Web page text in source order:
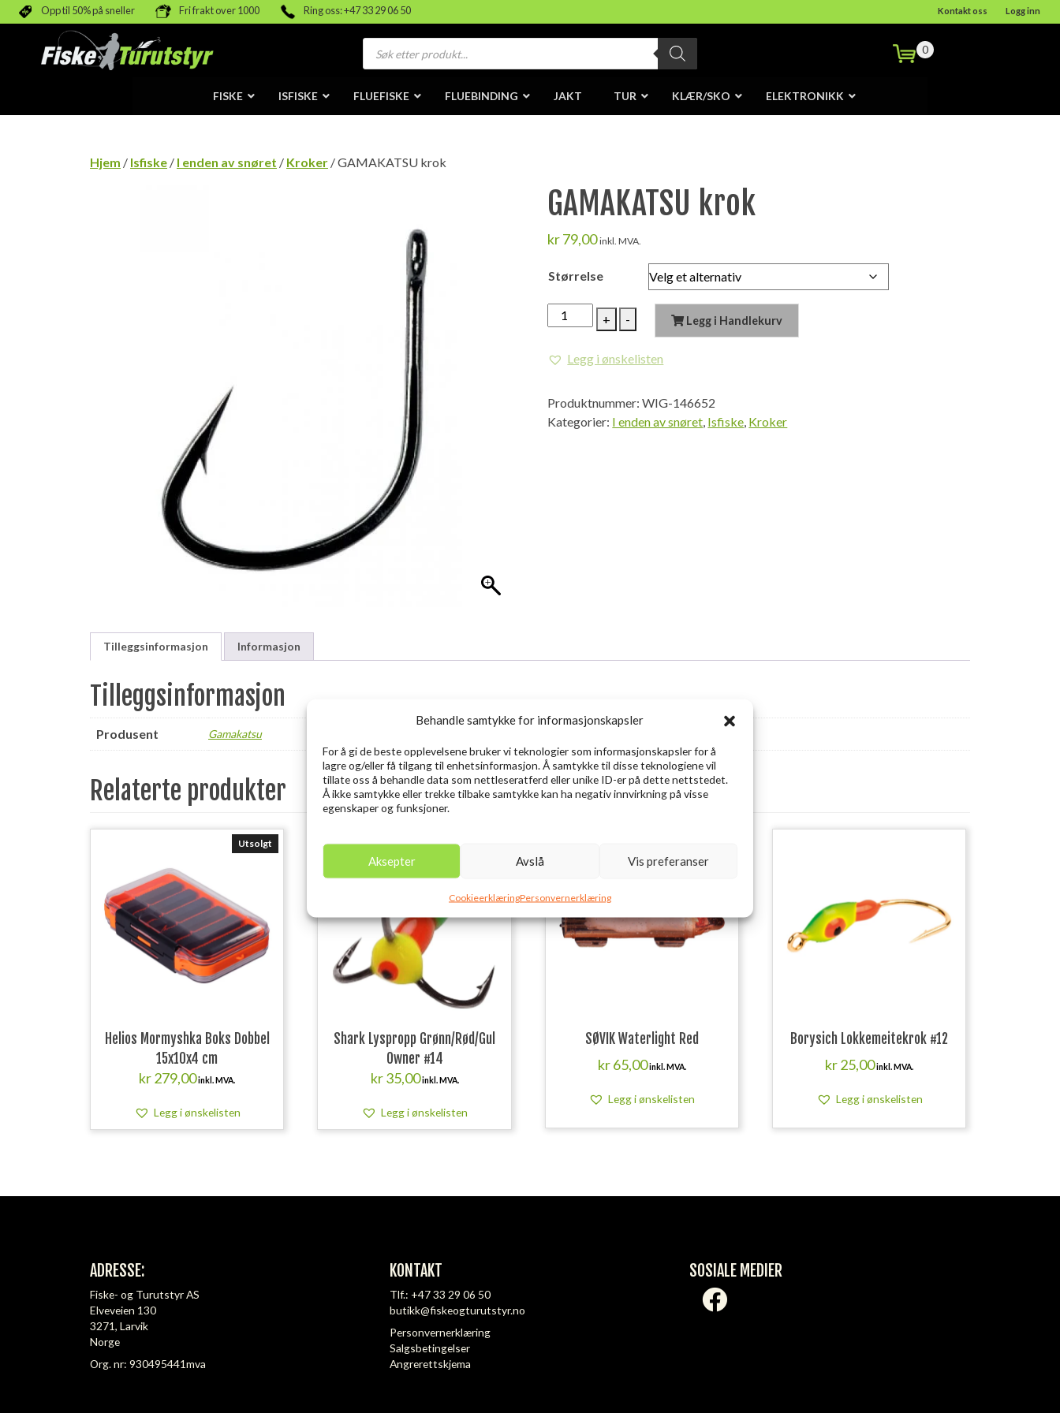
Behandle samtykke for informasjonskapsler
For å gi de beste opplevelsene bruker vi teknologier som informasjonskapsler for å
lagre og/eller få tilgang til enhetsinformasjon. Å samtykke til disse teknologiene vil
tillate oss å behandle data som nettleseratferd eller unike ID-er på dette nettstedet.
Å ikke samtykke eller trekke tilbake samtykke kan ha negativ innvirkning på visse
egenskaper og funksjoner.
Aksepter Avslå Vis preferanser
CookieerklæringPersonvernerklæring
Opp til 50% på sneller Fri frakt over 1000 Ring oss: +47 33 29 06 50 Kontakt oss Logg inn
Products
search
0
FISKE ISFISKE FLUEFISKE FLUEBINDING JAKT TUR KLÆR/SKO ELEKTRONIKK
Hjem / Isfiske / I enden av snøret / Kroker / GAMAKATSU krok
GAMAKATSU krok
kr79,00 inkl. MVA.
Størrelse
+
GAMAKATSU
krok
- Legg i Handlekurv
Legg i ønskelisten
Produktnummer:WIG-146652
Kategorier: I enden av snøret, Isfiske, Kroker
Tilleggsinformasjon Informasjon
Tilleggsinformasjon
Produsent Gamakatsu
Relaterte produkter
Utsolgt
Helios Mormyshka Boks Dobbel
15x10x4 cm
kr279,00inkl. MVA.
Legg i ønskelisten
Shark Lyspropp Grønn/Rød/Gul
Owner #14
kr35,00 inkl. MVA.
Legg i ønskelisten
SØVIK Waterlight Red
kr65,00inkl. MVA.
Legg i ønskelisten
Borysich Lokkemeitekrok #12
kr25,00inkl. MVA.
Legg i ønskelisten
ADRESSE:
Fiske- og Turutstyr AS
Elveveien 130
3271, Larvik
Norge
Org. nr: 930495441mva
KONTAKT
Tlf.: +47 33 29 06 50
butikk@fiskeogturutstyr.no
Personvernerklæring
Salgsbetingelser
Angrerettskjema
SOSIALE MEDIER